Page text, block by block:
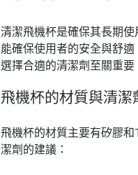
清潔飛機杯是確保其長期
能確保使用者的安全與舒
選擇合適的清潔劑至關重要
飛機杯的材質與清潔
飛機杯的材質主要有矽膠
潔劑的建議：